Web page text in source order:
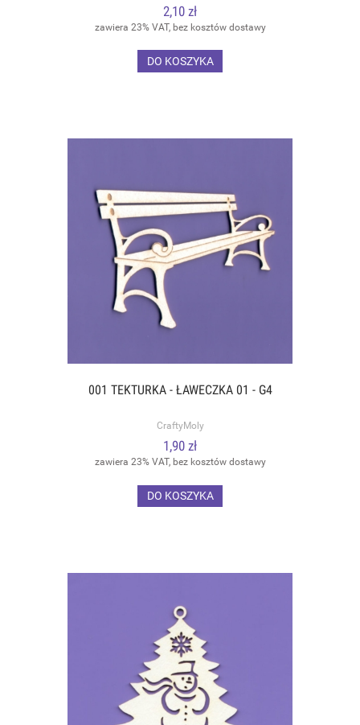
2,10 zł
zawiera 23% VAT, bez kosztów dostawy
DO KOSZYKA
001 TEKTURKA - ŁAWECZKA 01 - G4
CraftyMoly
1,90 zł
zawiera 23% VAT, bez kosztów dostawy
DO KOSZYKA